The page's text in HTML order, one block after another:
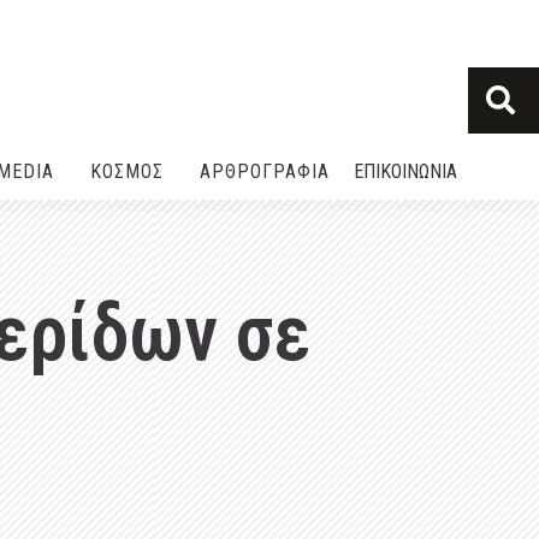
ΚΟΣΜΟΣ ΑΡΘΡΟΓΡΑΦΙΑ ΕΠΙΚΟΙΝΩΝΙΑ
σε